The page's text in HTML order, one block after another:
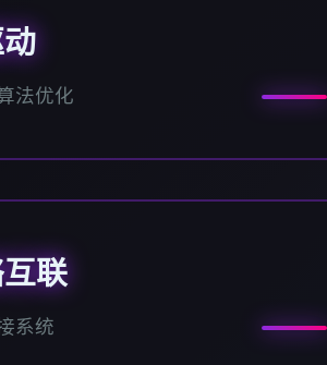
法优化
联
系统